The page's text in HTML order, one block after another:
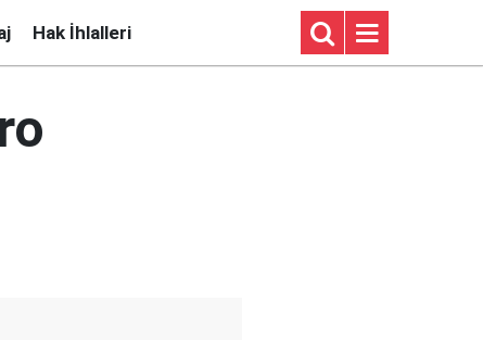
Hak İhlalleri